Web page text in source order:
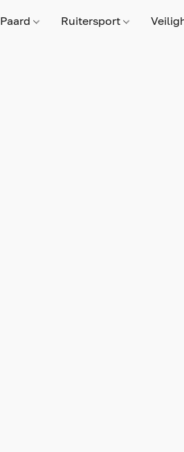
Paard Ruitersport